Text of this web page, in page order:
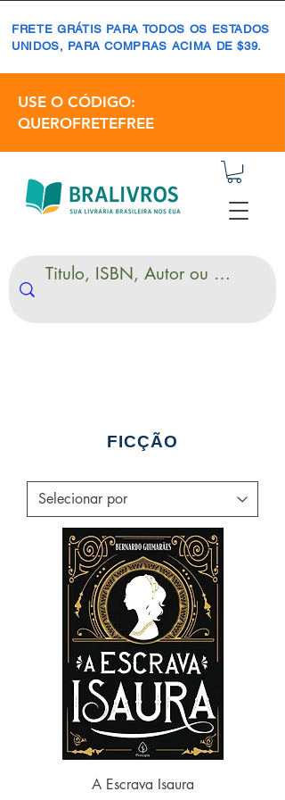
FRETE GRÁTIS PARA TODOS OS ESTADOS
UNIDOS, PARA COMPRAS ACIMA DE $39.
USE O CÓDIGO:
QUEROFRETEFREE
FICÇÃO
A Escrava Isaura